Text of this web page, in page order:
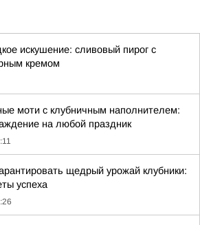
искушение: сливовый пирог с
кремом
моти с клубничным наполнителем:
на любой праздник
щедрый урожай клубники:
успеха